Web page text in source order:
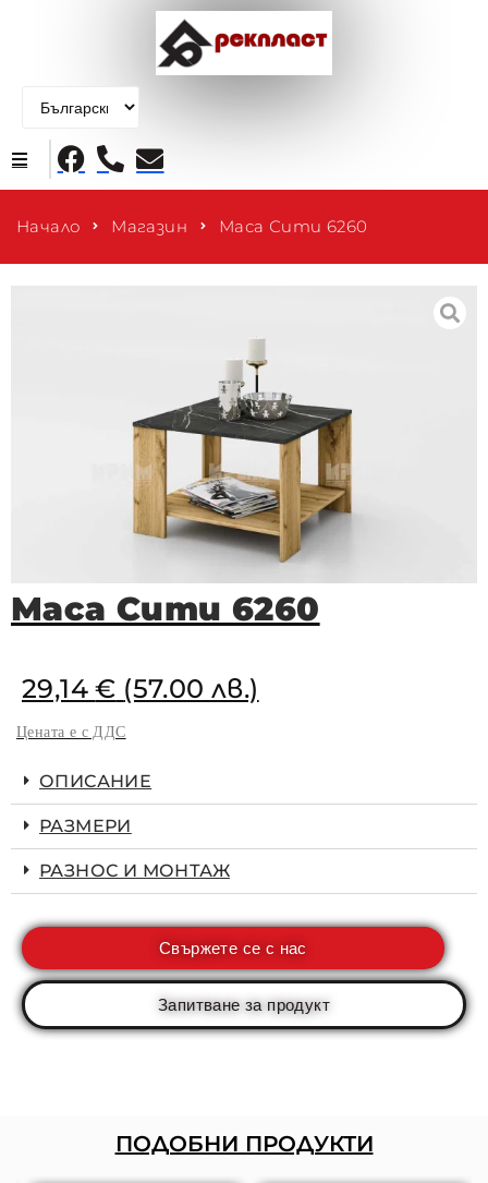
Продукти
Начало Магазин Маса Сити 6260
Маса Сити 6260
29,14€ (57.00 лв.)
Цената е с ДДС
ОПИСАНИЕ
РАЗМЕРИ
РАЗНОС И МОНТАЖ
Свържете се с нас
Запитване за продукт
ПОДОБНИ ПРОДУКТИ